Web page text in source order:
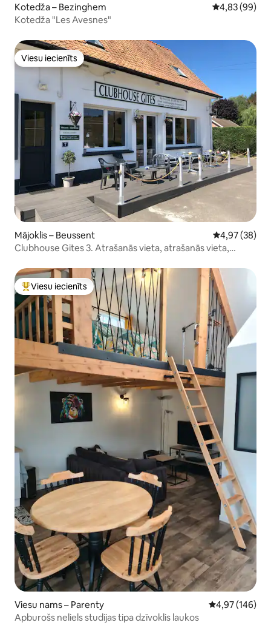
Kotedža – Bezinghem Vidējais
4,83 (99)
Kotedža "Les Avesnes"
Viesu iecienīts
Viesu iecienīts
Mājoklis – Beussent Vidējais
4,97 (38)
Clubhouse Gites 3. Atrašanās vieta, atrašanās vieta,
Populārs viesu iecienīts mājoklis
Viesu iecienīts
Viesu nams – Parenty Vidējais
4,97 (146)
Apburošs neliels studijas tipa dzīvoklis laukos